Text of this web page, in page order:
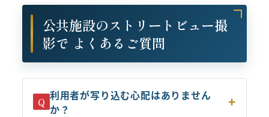
公共施設のストリートビュー撮
影で よくあるご質問
Q 利用者が写り込む心配はありません
か？